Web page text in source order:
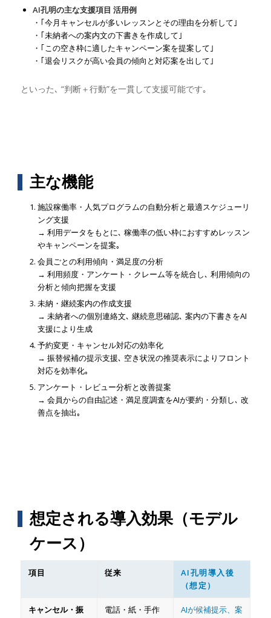
AI孔明の主な支援項目 活用例
・｢今月キャンセルが多いレッスンとその理由を分析して｣
・｢未納者への案内文の下書きを作成して｣
・｢この空き枠に適したキャンペーン案を提案して｣
・｢退会リスクが高い会員の傾向と対応案を出して｣
といった､ “判断＋行動”を一貫して支援可能です｡
主な機能
施設稼働率・人気プログラムの自動分析と最適スケジューリ
ング支援
→ 利用データをもとに､ 稼働率の低い枠におすすめレッスン
やキャンペーンを提案｡
会員ごとの利用傾向・満足度の分析
→ 利用頻度・アンケート・クレーム等を統合し､ 利用傾向の
分析と傾向把握を支援
未納・継続案内の作成支援
→ 未納者への個別連絡文､ 継続意思確認､ 案内の下書きをAI
支援により生成
予約変更・キャンセル対応の効率化
→ 振替候補の提示支援､ 空き状況の推奨表示によりフロント
対応を効率化｡
アンケート・レビュー分析と改善提案
→ 会員からの自由記述・満足度調査をAIが要約・分類し､ 改
善点を抽出｡
想定される導入効果（モデル
ケース）
項目 従来
AI孔明導入後
（想定）
キャンセル・振
電話・紙・手作
AIが候補提示、案